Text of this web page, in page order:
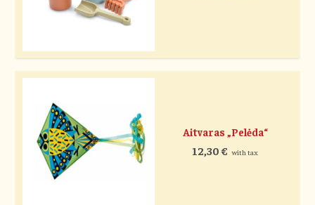
Aitvaras „Pelėda“
12,30€ with tax